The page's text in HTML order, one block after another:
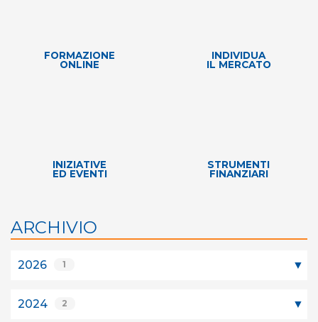
FORMAZIONE
ONLINE
INDIVIDUA
IL MERCATO
INIZIATIVE
ED EVENTI
STRUMENTI
FINANZIARI
ARCHIVIO
2026 1
2024 2